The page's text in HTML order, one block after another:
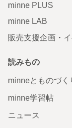
minne PLUS
minne LAB
販売支援企画・イ
読みもの
minneとものづく
minne学習帖
ニュース